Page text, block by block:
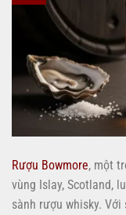
Rượu Bowmore, một
vùng Islay, Scotland,
sành rượu whisky.